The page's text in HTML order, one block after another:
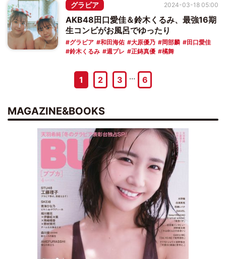
グラビア
AKB48田口愛佳＆鈴木くるみ、最強16期
生コンビがお風呂でゆったり
グラビア 和田海佑 大原優乃 岡部麟
田口愛佳
鈴木くるみ
週プレ 正鋳真優 橘舞
2024-03-18 05:00
1 2 3 … 6
MAGAZINE&BOOKS